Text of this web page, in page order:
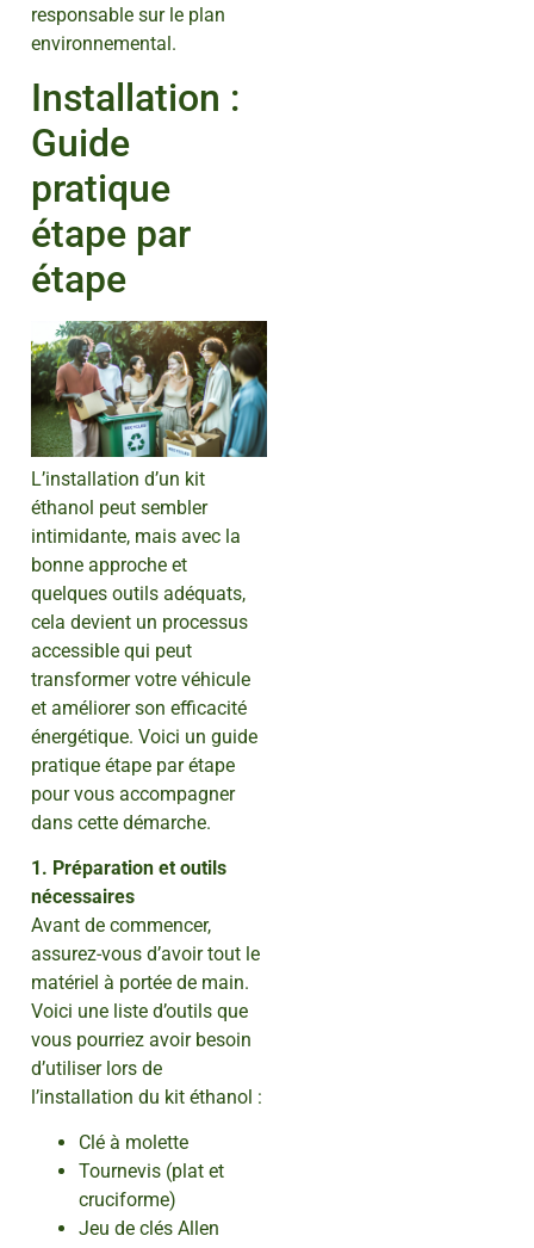
responsable sur le plan
environnemental.
Installation :
Guide
pratique
étape par
étape
L’installation d’un kit
éthanol peut sembler
intimidante, mais avec la
bonne approche et
quelques outils adéquats,
cela devient un processus
accessible qui peut
transformer votre véhicule
et améliorer son efficacité
énergétique. Voici un guide
pratique étape par étape
pour vous accompagner
dans cette démarche.
1. Préparation et outils
nécessaires
Avant de commencer,
assurez-vous d’avoir tout le
matériel à portée de main.
Voici une liste d’outils que
vous pourriez avoir besoin
d’utiliser lors de
l’installation du kit éthanol :
Clé à molette
Tournevis (plat et
cruciforme)
Jeu de clés Allen